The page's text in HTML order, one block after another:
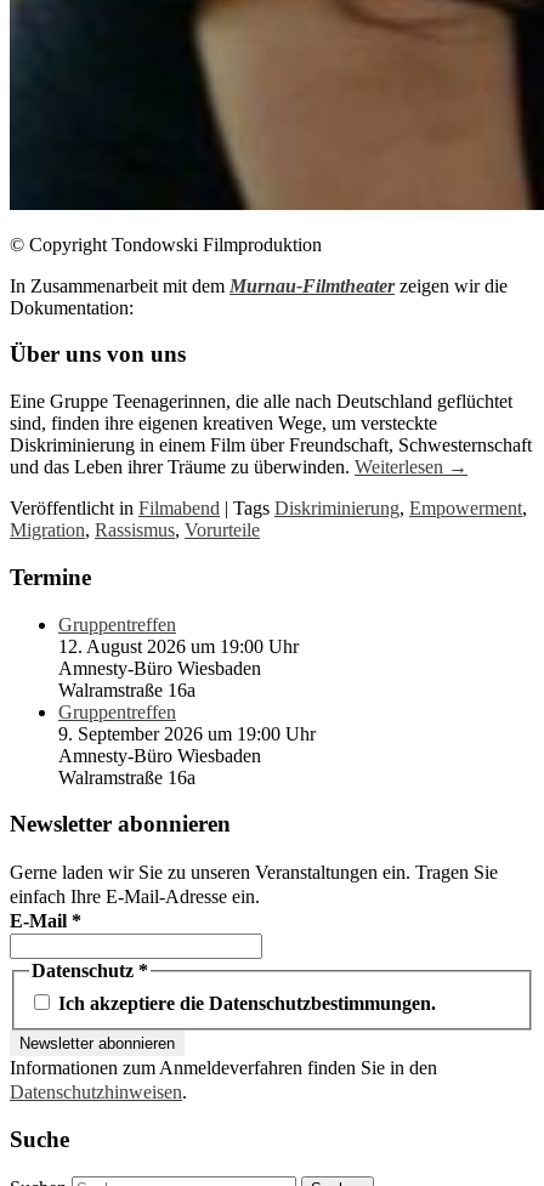
© Copyright Tondowski Filmproduktion
In Zusammenarbeit mit dem Murnau-Filmtheaterzeigen wir die
Dokumentation:
Über uns von uns
Eine Gruppe Teenagerinnen, die alle nach Deutschland geflüchtet
sind, finden ihre eigenen kreativen Wege, um versteckte
Diskriminierung in einem Film über Freundschaft, Schwesternschaft
und das Leben ihrer Träume zu überwinden. Weiterlesen →
Veröffentlicht in Filmabend | Tags Diskriminierung, Empowerment,
Migration, Rassismus, Vorurteile
Termine
Gruppentreffen
12. August 2026 um 19:00 Uhr
Amnesty-Büro Wiesbaden
Walramstraße 16a
Gruppentreffen
9. September 2026 um 19:00 Uhr
Amnesty-Büro Wiesbaden
Walramstraße 16a
Newsletter abonnieren
Gerne laden wir Sie zu unseren Veranstaltungen ein. Tragen Sie
einfach Ihre E-Mail-Adresse ein.
E-Mail *
Datenschutz *
Ich akzeptiere die Datenschutzbestimmungen.
Informationen zum Anmeldeverfahren finden Sie in den
Datenschutzhinweisen.
Suche